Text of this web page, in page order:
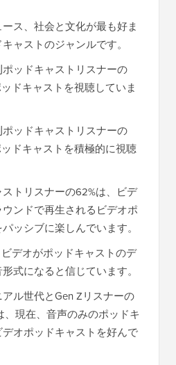
ス、社会と文化が最も好ま
ャストのジャンルです。
ッドキャストリスナーの
ドキャストを視聴していま
ッドキャストリスナーの
ドキャストを積極的に視聴
トリスナーの62%は、ビデ
ンドで再生されるビデオポ
ッシブに楽しんでいます。
デオがポッドキャストのデ
式になると信じています。
ル世代とGen Zリスナーの
現在、音声のみのポッドキ
オポッドキャストを好んで